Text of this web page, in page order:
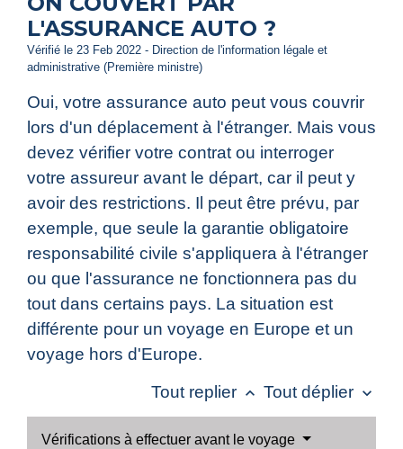
L'ASSURANCE AUTO ?
Vérifié le 23 Feb 2022 - Direction de l'information légale et
administrative (Première ministre)
Oui, votre assurance auto peut vous couvrir
lors d'un déplacement à l'étranger. Mais vous
devez vérifier votre contrat ou interroger
votre assureur avant le départ, car il peut y
avoir des restrictions. Il peut être prévu, par
exemple, que seule la garantie obligatoire
responsabilité civile s'appliquera à l'étranger
ou que l'assurance ne fonctionnera pas du
tout dans certains pays. La situation est
différente pour un voyage en Europe et un
voyage hors d'Europe.
Tout replier keyboard_arrow_up Tout déplier keyboard_arrow_down
Vérifications à effectuer avant le voyage